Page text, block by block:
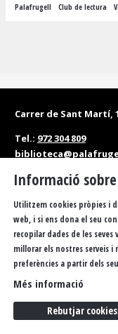
Palafrugell Club de lectura
Carrer de Sant
Tel.: 972 304 809
Matins: de dilluns a
Accessibilitat
Avís Legal
Ús de
Informació
Utilitzem cookies pròpies i
web, i si ens dona el seu
recopilar dades de les
millorar els nostres serveis
preferències a partir dels
Més informació
Rebutjar cookies